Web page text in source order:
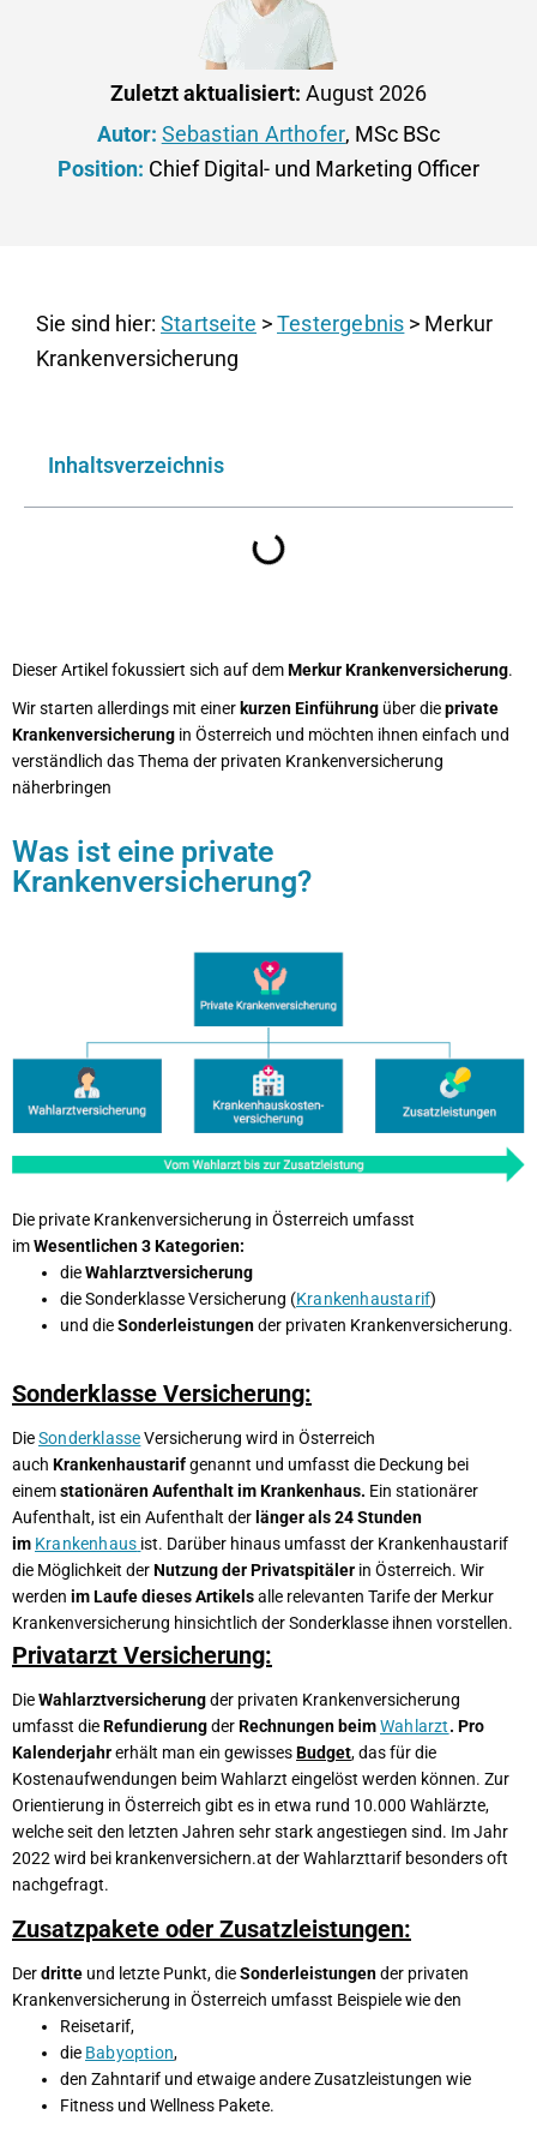
Zuletzt aktualisiert: August 2026
Autor: Sebastian Arthofer, MSc BSc
Position: Chief Digital- und Marketing Officer
Sie sind hier: Startseite >Testergebnis > Merkur
Krankenversicherung
Inhaltsverzeichnis
Dieser Artikel fokussiert sich auf demMerkur Krankenversicherung.
Wir starten allerdings mit einer kurzen Einführung über dieprivate
Krankenversicherung in Österreich und möchten ihnen einfach und
verständlich das Thema der privaten Krankenversicherung
näherbringen
Was ist eine private
Krankenversicherung?
Die private Krankenversicherung in Österreich umfasst
imWesentlichen 3 Kategorien:
dieWahlarztversicherung
die Sonderklasse Versicherung (Krankenhaustarif)
und dieSonderleistungender privaten Krankenversicherung.
Sonderklasse Versicherung:
DieSonderklasseVersicherung wird in Österreich
auch Krankenhaustarifgenannt und umfasst die Deckung bei
einemstationären Aufenthalt im Krankenhaus. Ein stationärer
Aufenthalt, ist ein Aufenthalt der länger als 24 Stunden
im Krankenhaus ist. Darüber hinaus umfasst der Krankenhaustarif
die Möglichkeit derNutzung der Privatspitäler in Österreich. Wir
werden im Laufe dieses Artikelsalle relevanten Tarife der Merkur
Krankenversicherung hinsichtlich der Sonderklasse ihnen vorstellen.
Privatarzt Versicherung:
DieWahlarztversicherungder privaten Krankenversicherung
umfasst dieRefundierungderRechnungen beimWahlarzt. Pro
Kalenderjahrerhält man ein gewissesBudget, das für die
Kostenaufwendungen beim Wahlarzt eingelöst werden können. Zur
Orientierung in Österreich gibt es in etwa rund 10.000 Wahlärzte,
welche seit den letzten Jahren sehr stark angestiegen sind. Im Jahr
2022 wird bei krankenversichern.at der Wahlarzttarif besonders oft
nachgefragt.
Zusatzpakete oder Zusatzleistungen:
Derdritte und letzte Punkt, dieSonderleistungender privaten
Krankenversicherung in Österreich umfasst Beispiele wie den
Reisetarif,
die Babyoption,
den Zahntarif und etwaige andere Zusatzleistungen wie
Fitness und Wellness Pakete.